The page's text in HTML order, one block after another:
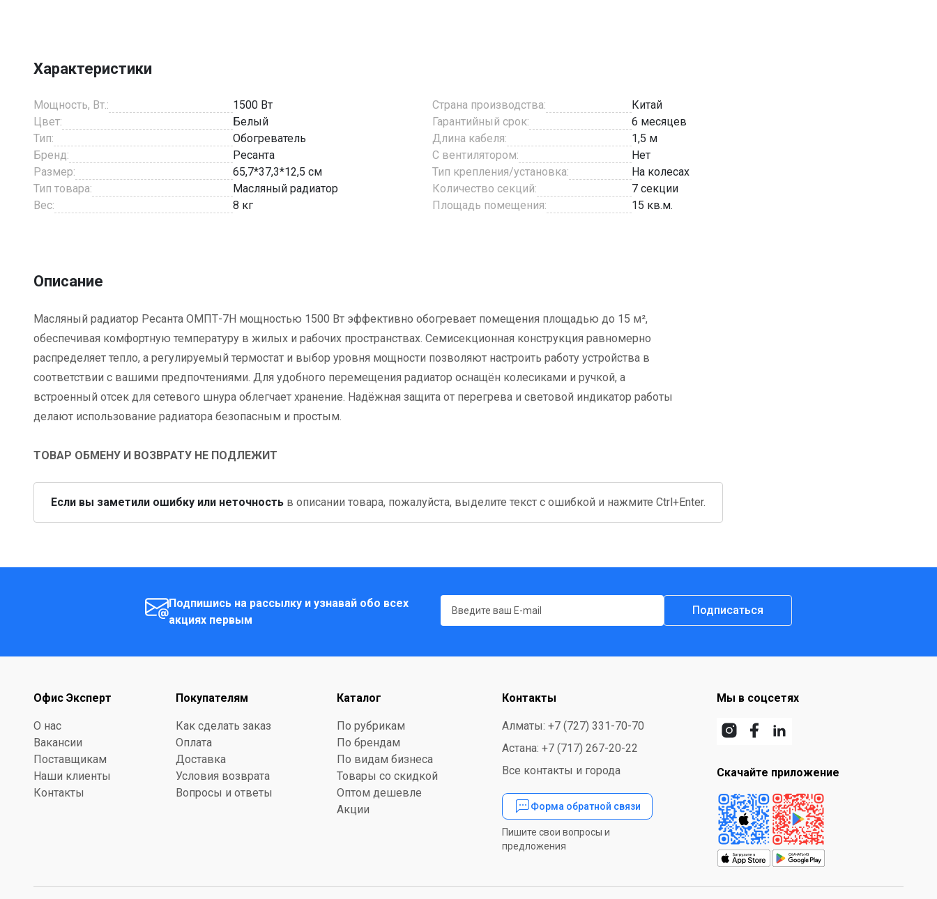
1
Характеристики
Мощность, Вт.:
1500 Вт
Цвет:
Белый
Тип:
Обогреватель
Бренд:
Ресанта
Размер:
65,7*37,3*12,5 см
Тип товара:
Масляный радиатор
Вес:
8 кг
Страна производства:
Китай
Гарантийный срок:
6 месяцев
Длина кабеля:
1,5 м
С вентилятором:
Нет
Тип крепления/установка:
На колесах
Количество секций:
7 секции
Площадь помещения:
15 кв.м.
Описание
Масляный радиатор Ресанта ОМПТ-7Н мощностью 1500 Вт эффективно обогревает помещения площадью до 15 м²,
обеспечивая комфортную температуру в жилых и рабочих пространствах. Семисекционная конструкция равномерно
распределяет тепло, а регулируемый термостат и выбор уровня мощности позволяют настроить работу устройства в
соответствии с вашими предпочтениями. Для удобного перемещения радиатор оснащён колесиками и ручкой, а
встроенный отсек для сетевого шнура облегчает хранение. Надёжная защита от перегрева и световой индикатор работы
делают использование радиатора безопасным и простым.
ТОВАР ОБМЕНУ И ВОЗВРАТУ НЕ ПОДЛЕЖИТ
Если вы заметили ошибку или неточность в описании товара, пожалуйста, выделите текст с ошибкой и нажмите Ctrl+Enter.
Подпишись на рассылку и узнавай обо всех
акциях первым
Подписаться
Офис Эксперт
О нас
Вакансии
Поставщикам
Наши клиенты
Контакты
Покупателям
Как сделать заказ
Оплата
Доставка
Условия возврата
Вопросы и ответы
Каталог
По рубрикам
По брендам
По видам бизнеса
Товары со скидкой
Оптом дешевле
Акции
Контакты
Алматы: +7 (727) 331-70-70
Астана: +7 (717) 267-20-22
Все контакты и города
Форма обратной связи
Пишите свои вопросы и
предложения
Мы в соцсетях
Скачайте приложение